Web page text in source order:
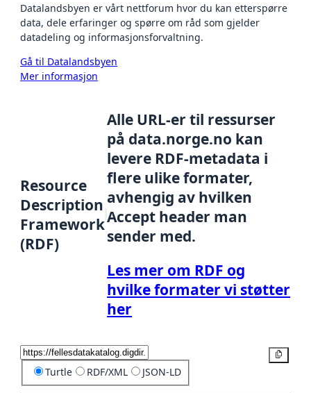
Datalandsbyen er vårt nettforum hvor du kan etterspørre
data, dele erfaringer og spørre om råd som gjelder
datadeling og informasjonsforvaltning.
Gå til Datalandsbyen
Mer informasjon
Resource
Description
Framework
(RDF)
Alle URL-er til ressurser
på data.norge.no kan
levere RDF-metadata i
flere ulike formater,
avhengig av hvilken
Accept header man
sender med.
Les mer om RDF og
hvilke formater vi støtter
her
Turtle RDF/XML JSON-LD